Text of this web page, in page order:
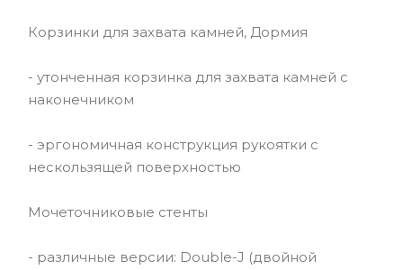
Корзинки для захвата камней, Дормия
- утонченная корзинка для захвата камней с
наконечником
- эргономичная конструкция рукоятки с
нескользящей поверхностью
Мочеточниковые стенты
- различные версии: Double-J (двойной